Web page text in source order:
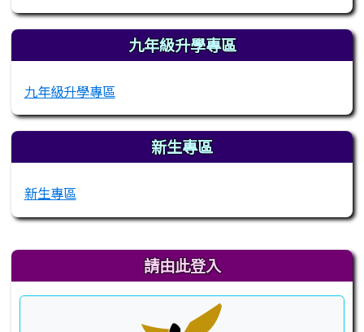
九年級升學專區
九年級升學專區
新生專區
新生專區
右邊區域內容 請由此登入